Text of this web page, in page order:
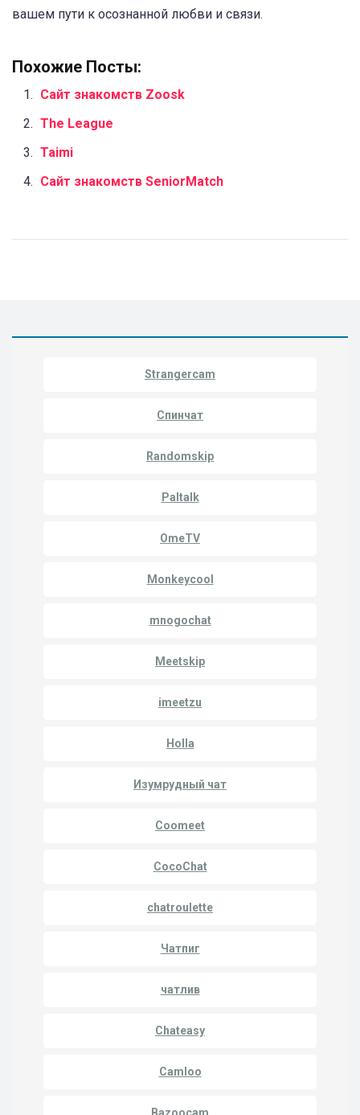
вашем пути к осознанной любви и связи.
Похожие Посты:
Сайт знакомств Zoosk
The League
Taimi
Сайт знакомств SeniorMatch
Strangercam
Спинчат
Randomskip
Paltalk
OmeTV
Monkeycool
mnogochat
Meetskip
imeetzu
Holla
Изумрудный чат
Coomeet
CocoChat
chatroulette
Чатпиг
чатлив
Chateasy
Camloo